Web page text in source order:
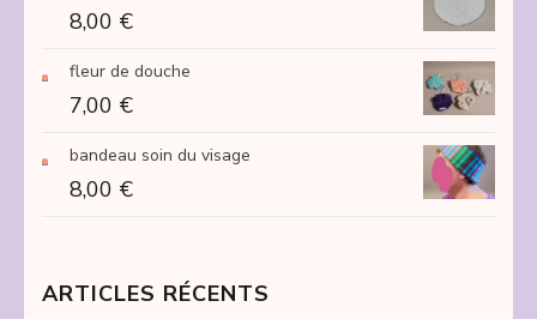
8,00 €
fleur de douche
7,00 €
bandeau soin du visage
8,00 €
ARTICLES RÉCENTS